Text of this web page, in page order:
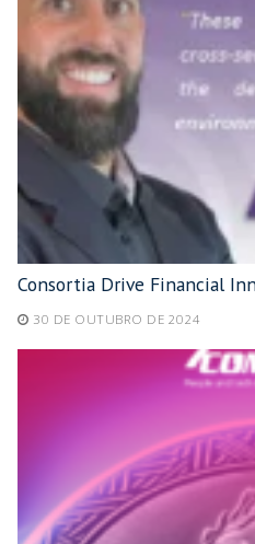
Consortia Drive Financial
30 DE OUTUBRO DE 2024